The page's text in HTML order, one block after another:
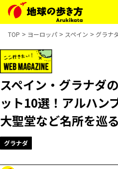
TOP ヨーロッパ スペイン グラナ
スペイン・グラナダ
ット10選！アルハン
大聖堂など名所を巡る
グラナダ